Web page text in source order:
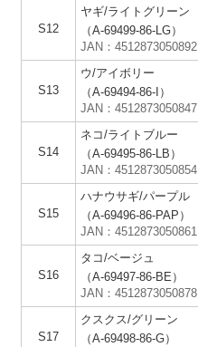
S12
ヤギ/ライトグリーン
（A-69499-86-LG）
JAN：4512873050892
S13
ウ/アイボリー
（A-69494-86-I）
JAN：4512873050847
S14
ネコ/ライトブルー
（A-69495-86-LB）
JAN：4512873050854
S15
ハナウサギ/パープル
（A-69496-86-PAP）
JAN：4512873050861
S16
タコ/ベージュ
（A-69497-86-BE）
JAN：4512873050878
S17
クスクス/グリーン
（A-69498-86-G）